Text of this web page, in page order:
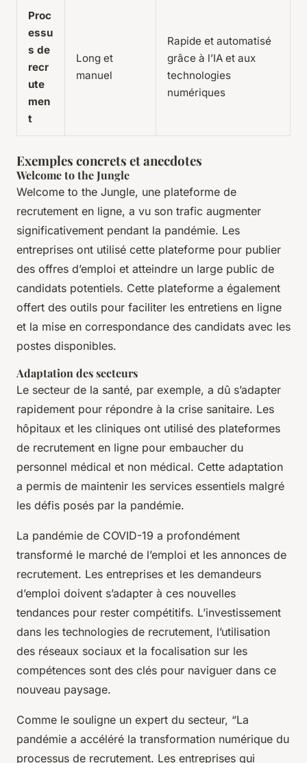
Proc
essu
s de
recr
ute
men
t
Long et
manuel
Rapide et automatisé
grâce à l’IA et aux
technologies
numériques
Exemples concrets et anecdotes
Welcome to the Jungle
Welcome to the Jungle, une plateforme de
recrutement en ligne, a vu son trafic augmenter
significativement pendant la pandémie. Les
entreprises ont utilisé cette plateforme pour publier
des offres d’emploi et atteindre un large public de
candidats potentiels. Cette plateforme a également
offert des outils pour faciliter les entretiens en ligne
et la mise en correspondance des candidats avec les
postes disponibles.
Adaptation des secteurs
Le secteur de la santé, par exemple, a dû s’adapter
rapidement pour répondre à la crise sanitaire. Les
hôpitaux et les cliniques ont utilisé des plateformes
de recrutement en ligne pour embaucher du
personnel médical et non médical. Cette adaptation
a permis de maintenir les services essentiels malgré
les défis posés par la pandémie.
La pandémie de COVID-19 a profondément
transformé le marché de l’emploi et les annonces de
recrutement. Les entreprises et les demandeurs
d’emploi doivent s’adapter à ces nouvelles
tendances pour rester compétitifs. L’investissement
dans les technologies de recrutement, l’utilisation
des réseaux sociaux et la focalisation sur les
compétences sont des clés pour naviguer dans ce
nouveau paysage.
Comme le souligne un expert du secteur, “La
pandémie a accéléré la transformation numérique du
processus de recrutement. Les entreprises qui